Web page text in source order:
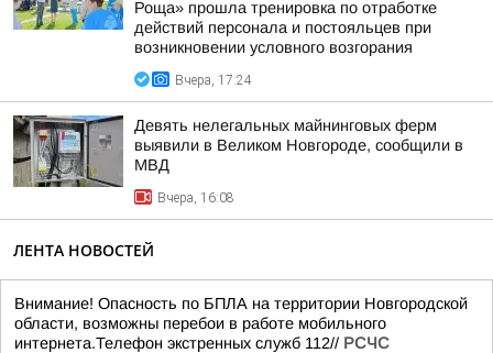
Роща» прошла тренировка по отработке
действий персонала и постояльцев при
возникновении условного возгорания
Вчера, 17:24
Девять нелегальных майнинговых ферм
выявили в Великом Новгороде, сообщили в
МВД
Вчера, 16:08
ЛЕНТА НОВОСТЕЙ
Внимание! Опасность по БПЛА на территории Новгородской
области, возможны перебои в работе мобильного
интернета.Телефон экстренных служб 112// РСЧС